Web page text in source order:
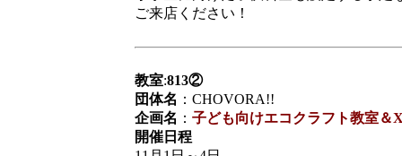
ご来店ください！
教室:813②
団体名 ：CHOVORA!!
企画名 ： 子ども向けエコクラフト教室＆
開催日程